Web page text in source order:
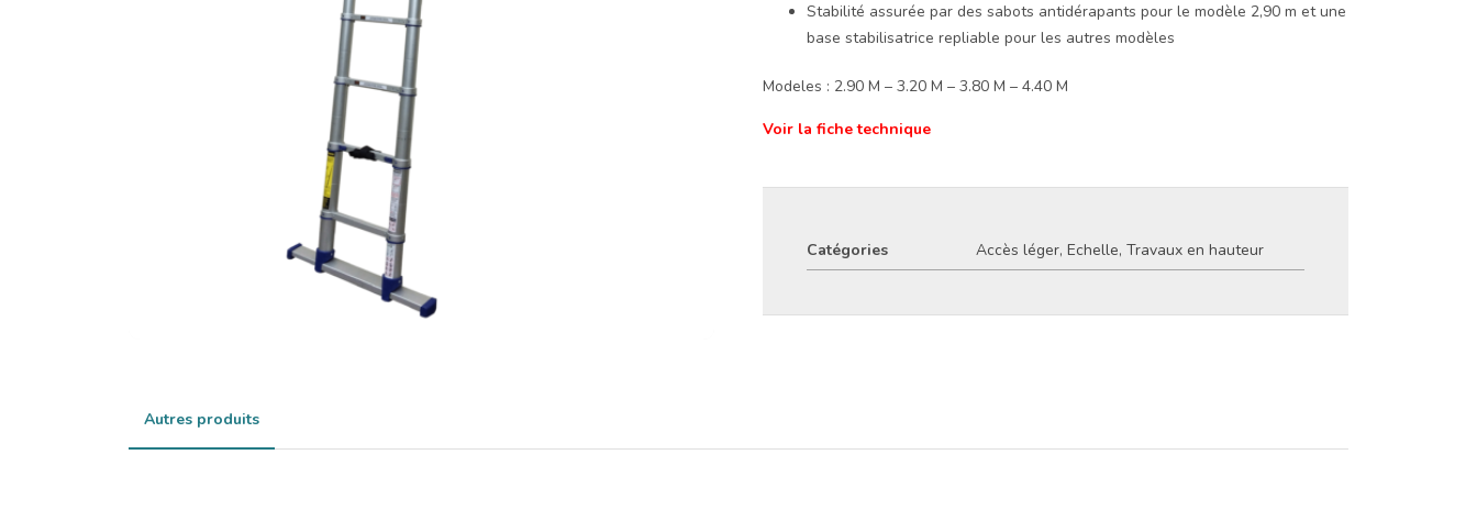
Stabilité assurée par des sabots antidérapants pour le modèle 2,90 m et une
base stabilisatrice repliable pour les autres modèles
Modeles : 2.90 M – 3.20 M – 3.80 M – 4.40 M
Voir la fiche technique
Catégories Accès léger,Echelle,Travaux en hauteur
Autres produits